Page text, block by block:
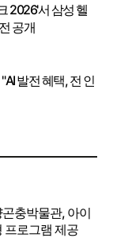
2026'서 삼성 헬
공개
발전 혜택, 전 인
충박물관, 아이
프로그램 제공